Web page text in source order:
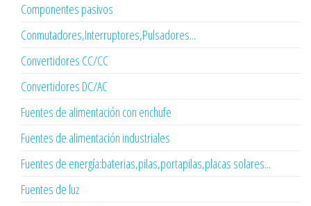
Componentes pasivos
Conmutadores,Interruptores,Pulsadores...
Convertidores CC/CC
Convertidores DC/AC
Fuentes de alimentación con enchufe
Fuentes de alimentación industriales
Fuentes de energía:baterias,pilas,portapilas,placas solares...
Fuentes de luz